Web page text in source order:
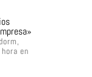
,
en